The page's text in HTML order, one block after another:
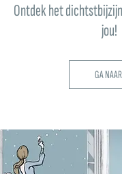
Ontdek het
jou!
GA